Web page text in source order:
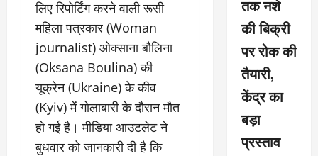
लिए रिपोर्टिंग करने वाली रूसी
महिला पत्रकार (Woman
journalist) ओक्साना बौलिना
(Oksana Boulina) की
यूक्रेन (Ukraine) के कीव
(Kyiv) में गोलाबारी के दौरान मौत
हो गई है। मीडिया आउटलेट ने
बुधवार को जानकारी दी है कि
तक नशे
की बिक्री
पर रोक की
तैयारी,
केंद्र का
बड़ा
प्रस्ताव